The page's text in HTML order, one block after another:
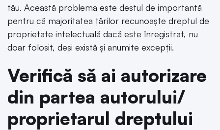
tău. Această problema este destul de importantă
pentru că majoritatea țărilor recunoaște dreptul de
proprietate intelectuală dacă este înregistrat, nu
doar folosit, deși există și anumite excepții.
Verifică să ai autorizare
din partea autorului/
proprietarul dreptului